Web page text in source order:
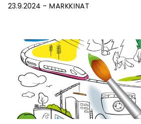
23.9.2024 MARKKINAT